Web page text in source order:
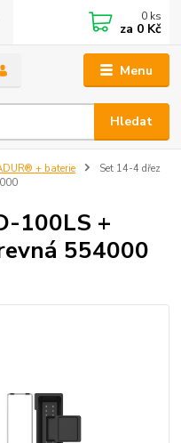
Menu
Hledat
0 ks
za 0 Kč
+ baterie
Set 14-4 dřez
100LS +
554000